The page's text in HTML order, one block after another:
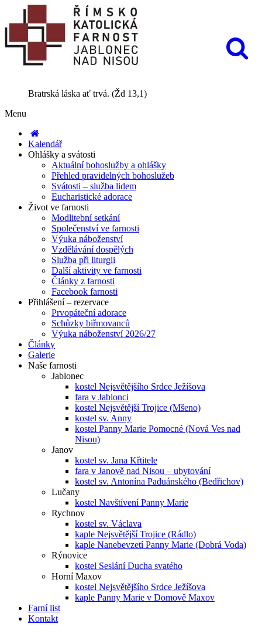
Bratrská láska ať trvá. (Žd 13,1)
Menu
Kalendář
Ohlášky a svátosti
Aktuální bohoslužby a ohlášky
Přehled pravidelných bohoslužeb
Svátosti – služba lidem
Eucharistické adorace
Život ve farnosti
Modlitební setkání
Společenství ve farnosti
Výuka náboženství
Vzdělávání dospělých
Služba při liturgii
Další aktivity ve farnosti
Články z farnosti
Facebook farnosti
Přihlášení – rezervace
Prvopáteční adorace
Schůzky biřmovanců
Výuka náboženství 2026/27
Články
Galerie
Naše farnosti
Jablonec
kostel Nejsvětějšího Srdce Ježíšova
fara v Jablonci
kostel Nejsvětější Trojice (Mšeno)
kostel sv. Anny
kostel Panny Marie Pomocné (Nová Ves nad
Nisou)
Janov
kostel sv. Jana Křtitele
fara v Janově nad Nisou – ubytování
kostel sv. Antonína Paduánského (Bedřichov)
Lučany
kostel Navštívení Panny Marie
Rychnov
kostel sv. Václava
kaple Nejsvětější Trojice (Rádlo)
kaple Nanebevzetí Panny Marie (Dobrá Voda)
Rýnovice
kostel Seslání Ducha svatého
Horní Maxov
kostel Nejsvětějšího Srdce Ježíšova
kaple Panny Marie v Domově Maxov
Farní list
Kontakt